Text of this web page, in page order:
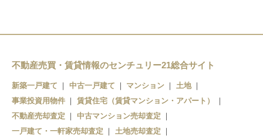
不動産売買・賃貸情報のセンチュリー21総合サイト
新築一戸建て 中古一戸建て マンション
土地
事業投資用物件
賃貸住宅（賃貸マンション・アパート）
不動産売却査定
中古マンション売却査定
一戸建て・一軒家売却査定
土地売却査定